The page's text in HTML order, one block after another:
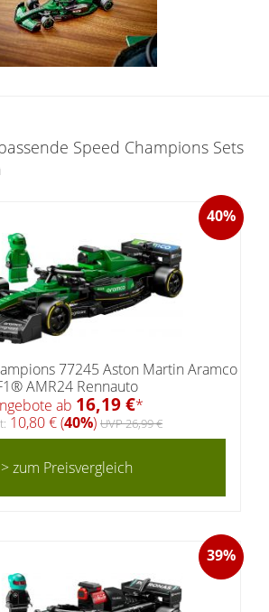
Speed Champions Sets
40%
77245 Aston Martin Aramco
AMR24 Rennauto
ab 16,19 €*
10,80 € (40%) UVP 26,99 €
> zum Preisvergleich
39%